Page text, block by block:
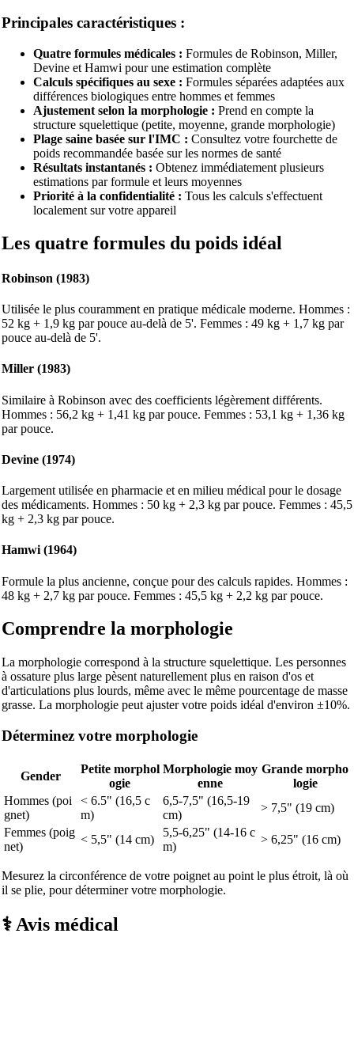
Principales caractéristiques :
Quatre formules médicales : Formules de Robinson, Miller,
Devine et Hamwi pour une estimation complète
Calculs spécifiques au sexe : Formules séparées adaptées aux
différences biologiques entre hommes et femmes
Ajustement selon la morphologie : Prend en compte la
structure squelettique (petite, moyenne, grande morphologie)
Plage saine basée sur l'IMC : Consultez votre fourchette de
poids recommandée basée sur les normes de santé
Résultats instantanés : Obtenez immédiatement plusieurs
estimations par formule et leurs moyennes
Priorité à la confidentialité : Tous les calculs s'effectuent
localement sur votre appareil
Les quatre formules du poids idéal
Robinson (1983)
Utilisée le plus couramment en pratique médicale moderne. Hommes :
52 kg + 1,9 kg par pouce au-delà de 5'. Femmes : 49 kg + 1,7 kg par
pouce au-delà de 5'.
Miller (1983)
Similaire à Robinson avec des coefficients légèrement différents.
Hommes : 56,2 kg + 1,41 kg par pouce. Femmes : 53,1 kg + 1,36 kg
par pouce.
Devine (1974)
Largement utilisée en pharmacie et en milieu médical pour le dosage
des médicaments. Hommes : 50 kg + 2,3 kg par pouce. Femmes : 45,5
kg + 2,3 kg par pouce.
Hamwi (1964)
Formule la plus ancienne, conçue pour des calculs rapides. Hommes :
48 kg + 2,7 kg par pouce. Femmes : 45,5 kg + 2,2 kg par pouce.
Comprendre la morphologie
La morphologie correspond à la structure squelettique. Les personnes
à ossature plus large pèsent naturellement plus en raison d'os et
d'articulations plus lourds, même avec le même pourcentage de masse
grasse. La morphologie peut ajuster votre poids idéal d'environ ±10%.
Déterminez votre morphologie
Gender
Petite morphol
ogie
Morphologie moy
enne
Grande morpho
logie
Hommes (poi
gnet)
< 6.5" (16,5 c
m)
6,5-7,5" (16,5-19
cm)
> 7,5" (19 cm)
Femmes (poig
net)
< 5,5" (14 cm)
5,5-6,25" (14-16 c
m)
> 6,25" (16 cm)
Mesurez la circonférence de votre poignet au point le plus étroit, là où
il se plie, pour déterminer votre morphologie.
⚕️ Avis médical